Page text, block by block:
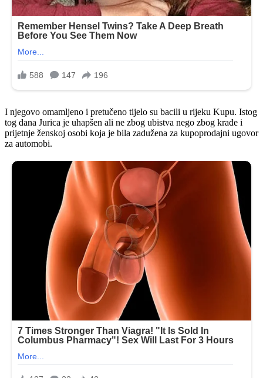
I njegovo omamljeno i pretučeno tijelo su bacili u rijeku Kupu. Istog
tog dana Jurica je uhapšen ali ne zbog ubistva nego zbog krađe i
prijetnje ženskoj osobi koja je bila zadužena za kupoprodajni ugovor
za automobi.